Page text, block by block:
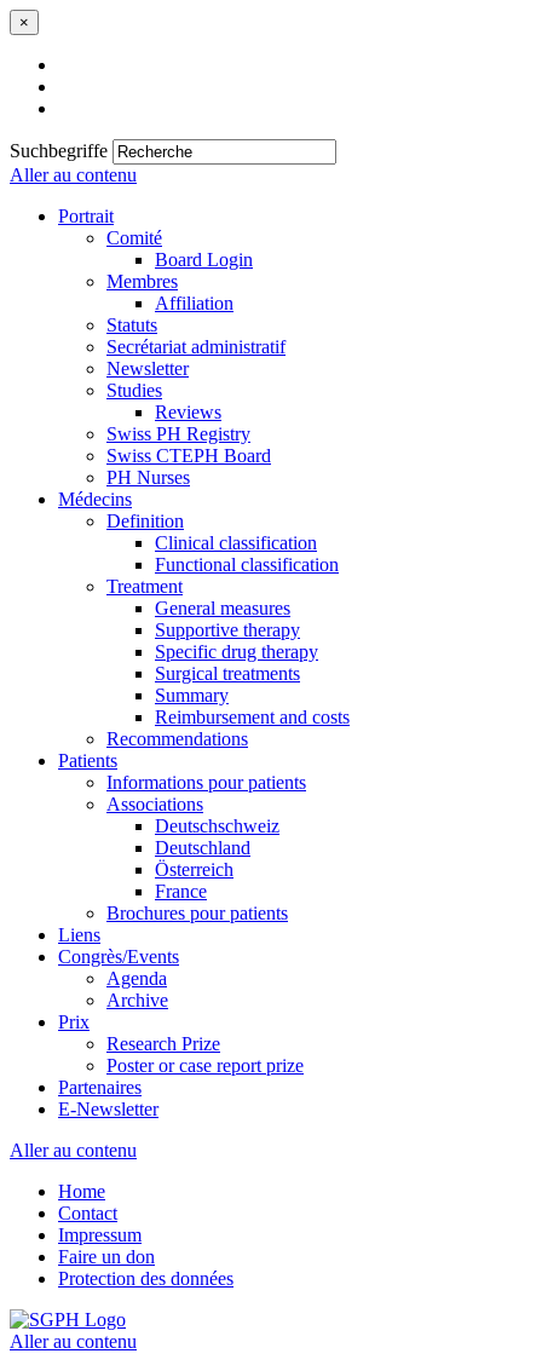
×
Suchbegriffe
Aller au contenu
Portrait
Comité
Board Login
Membres
Affiliation
Statuts
Secrétariat administratif
Newsletter
Studies
Reviews
Swiss PH Registry
Swiss CTEPH Board
PH Nurses
Médecins
Definition
Clinical classification
Functional classification
Treatment
General measures
Supportive therapy
Specific drug therapy
Surgical treatments
Summary
Reimbursement and costs
Recommendations
Patients
Informations pour patients
Associations
Deutschschweiz
Deutschland
Österreich
France
Brochures pour patients
Liens
Congrès/Events
Agenda
Archive
Prix
Research Prize
Poster or case report prize
Partenaires
E-Newsletter
Aller au contenu
Home
Contact
Impressum
Faire un don
Protection des données
Aller au contenu